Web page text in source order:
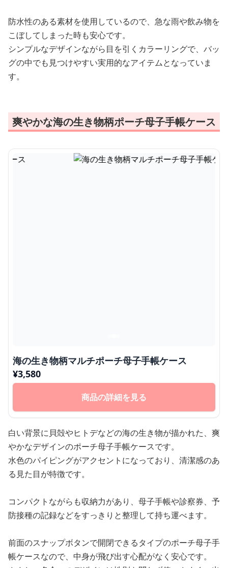
防水性のある素材を使用しているので、急な雨や飲み物を
こぼしてしまった時も安心です。
シンプルなデザインながら目を引くカラーリングで、バッ
グの中でも見つけやすい実用的なアイテムとなっていま
す。
爽やかな海の生き物柄ポーチ母子手帳ケース
海の生き物柄マルチポーチ母子手帳ケース
¥3,580
商品の詳細を見る
白い背景に貝殻やヒトデなどの海の生き物が描かれた、爽
やかなデザインのポーチ母子手帳ケースです。
水色のパイピングがアクセントになっており、清潔感のあ
る見た目が特徴です。
コンパクトながらも収納力があり、母子手帳や診察券、予
防接種の記録などをすっきりと整理して持ち運べます。
前面のスナップボタンで開閉できるタイプのポーチ母子手
帳ケースなので、中身が飛び出す心配がなく安心です。